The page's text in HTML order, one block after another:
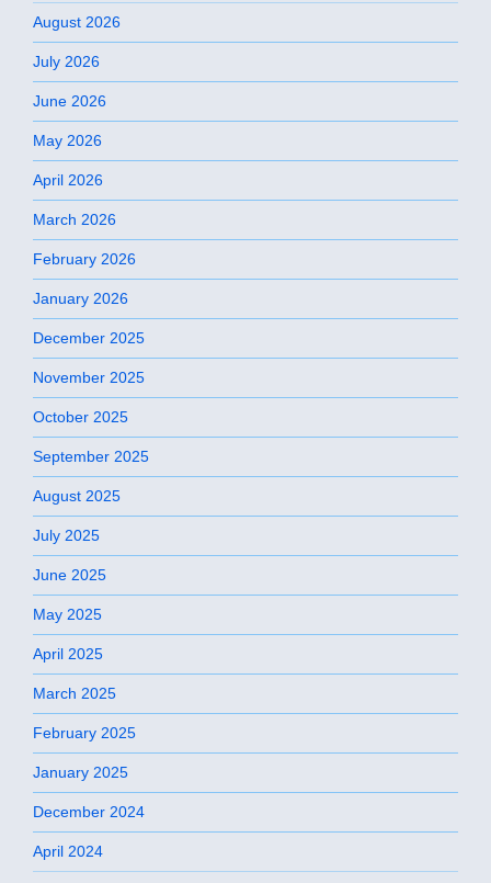
August 2026
July 2026
June 2026
May 2026
April 2026
March 2026
February 2026
January 2026
December 2025
November 2025
October 2025
September 2025
August 2025
July 2025
June 2025
May 2025
April 2025
March 2025
February 2025
January 2025
December 2024
April 2024